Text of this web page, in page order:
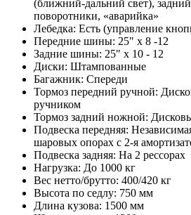
(ближний-дальний свет),
поворотники, «аварийка»
Лебедка: Есть (управление
Передние шины: 25" x 8 -12
Задние шины: 25" x 10 - 12
Диски: Штампованные
Багажник: Спереди
Тормоз передний ручной:
ручником
Тормоз задний ножной:
Подвеска передняя:
шаровых опорах с 2-я
Подвеска задняя: На 2 рессорах
Нагрузка: До 1000 кг
Вес нетто/брутто: 400/420 кг
Высота по седлу: 750 мм
Длина кузова: 1500 мм